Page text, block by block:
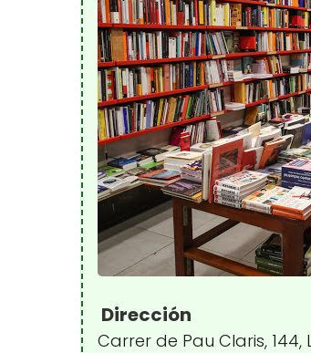
Dirección
Carrer de Pau Claris, 144,